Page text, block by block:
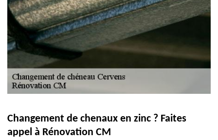
Changement de chenaux en zinc ? Faites
appel à Rénovation CM